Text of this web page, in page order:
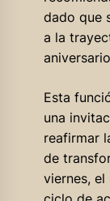
dado que
a la
Esta
una
reafirmar
de
viernes,